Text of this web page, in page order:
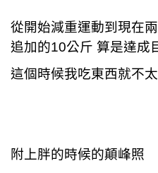
從開始減重運動到現在
追加的10公斤 算是達成
這個時候我吃東西就不
附上胖的時候的顛峰照